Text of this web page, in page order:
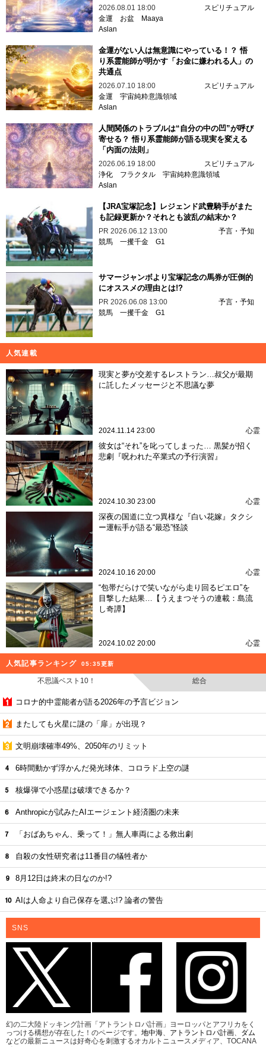
2026.08.01 18:00
スピリチュアル
金運
お盆
Maaya
Aslan
金運がない人は無意識にやっている！？ 悟
り系霊能師が明かす「お金に嫌われる人」の
共通点
2026.07.10 18:00
スピリチュアル
金運 宇宙純粋意識領域
Aslan
人間関係のトラブルは“自分の中の凹”が呼び
寄せる？ 悟り系霊能師が語る現実を変える
「内面の法則」
2026.06.19 18:00
スピリチュアル
浄化
フラクタル 宇宙純粋意識領域
Aslan
【JRA宝塚記念】レジェンド武豊騎手がまた
も記録更新か？それとも波乱の結末か？
PR 2026.06.12 13:00
予言・予知
競馬 一攫千金 G1
サマージャンボより宝塚記念の馬券が圧倒的
にオススメの理由とは!?
PR 2026.06.08 13:00
予言・予知
競馬 一攫千金 G1
人気連載
現実と夢が交差するレストラン…叔父が最期
に託したメッセージと不思議な夢
2024.11.14 23:00 心霊
彼女は“それ”を叱ってしまった… 黒髪が招く
悲劇『呪われた卒業式の予行演習』
2024.10.30 23:00 心霊
深夜の国道に立つ異様な『白い花嫁』タクシ
ー運転手が語る“最恐”怪談
2024.10.16 20:00 心霊
“包帯だらけで笑いながら走り回るピエロ”を
目撃した結果…【うえまつそうの連載：島流
し奇譚】
2024.10.02 20:00 心霊
人気記事ランキング 05:35更新
不思議ベスト10！ 総合
コロナ的中霊能者が語る2026年の予言ビジョン
またしても火星に謎の「扉」が出現？
文明崩壊確率49%、2050年のリミット
6時間動かず浮かんだ発光球体、コロラド上空の謎
核爆弾で小惑星は破壊できるか？
Anthropicが試みたAIエージェント経済圏の未来
「おばあちゃん、乗って！」無人車両による救出劇
自殺の女性研究者は11番目の犠牲者か
8月12日は終末の日なのか!?
AIは人命より自己保存を選ぶ!? 論者の警告
SNS
幻の二大陸ドッキング計画「アトラントロパ計画」ヨーロッパとアフリカをく
っつける構想が存在した！のページです。 地中海 アトラントロパ計画
ダム
などの最新ニュースは好奇心を刺激するオカルトニュースメディア、TOCANA